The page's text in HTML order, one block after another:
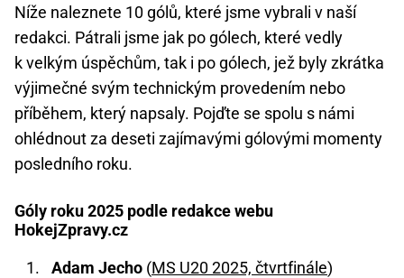
Níže naleznete 10 gólů, které jsme vybrali v naší
redakci. Pátrali jsme jak po gólech, které vedly
k velkým úspěchům, tak i po gólech, jež byly zkrátka
výjimečné svým technickým provedením nebo
příběhem, který napsaly. Pojďte se spolu s námi
ohlédnout za deseti zajímavými gólovými momenty
posledního roku.
Góly roku 2025 podle redakce webu
HokejZpravy.cz
Adam Jecho (MS U20 2025, čtvrtfinále)